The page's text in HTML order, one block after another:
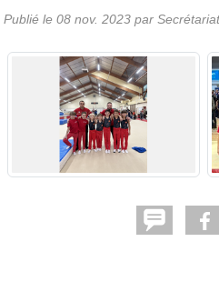
Publié le 08 nov. 2023 par